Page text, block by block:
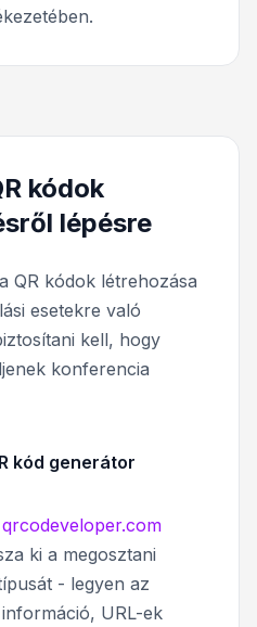
kódok
lépésre
QR kódok létrehozása
esetekre való
kell, hogy
konferencia
kód generátor
qrcodeveloper.com
ki a megosztani
- legyen az
URL-ek